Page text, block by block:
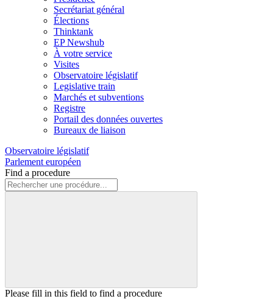
Secrétariat général
Élections
Thinktank
EP Newshub
À votre service
Visites
Observatoire législatif
Legislative train
Marchés et subventions
Registre
Portail des données ouvertes
Bureaux de liaison
Observatoire législatif
Parlement européen
Find a procedure
Please fill in this field to find a procedure